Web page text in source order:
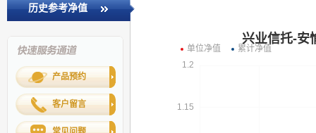
历史参考净值
产品预约
客户留言